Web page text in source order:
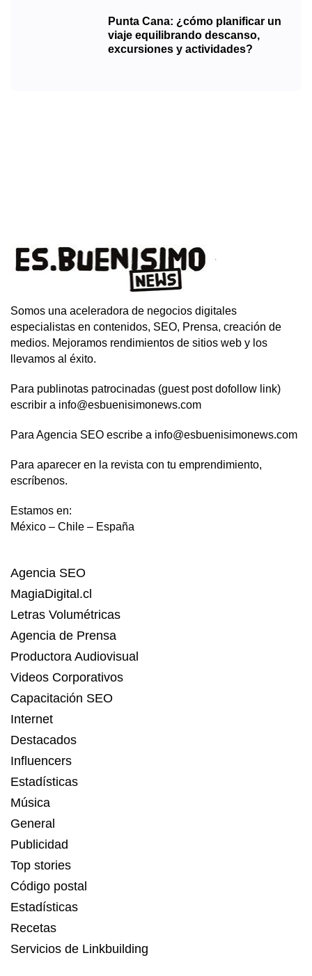
Punta Cana: ¿cómo planificar un
viaje equilibrando descanso,
excursiones y actividades?
Somos una aceleradora de negocios digitales
especialistas en contenidos, SEO, Prensa, creación de
medios. Mejoramos rendimientos de sitios web y los
llevamos al éxito.
Para publinotas patrocinadas (guest post dofollow link)
escribir a info@esbuenisimonews.com
Para Agencia SEO escribe a info@esbuenisimonews.com
Para aparecer en la revista con tu emprendimiento,
escríbenos.
Estamos en:
México – Chile – España
Agencia SEO
MagiaDigital.cl
Letras Volumétricas
Agencia de Prensa
Productora Audiovisual
Videos Corporativos
Capacitación SEO
Internet
Destacados
Influencers
Estadísticas
Música
General
Publicidad
Top stories
Código postal
Estadísticas
Recetas
Servicios de Linkbuilding